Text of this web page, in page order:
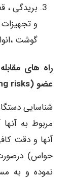
و
گوشت
راه های
عضو (ways to prevent cutting risks)
شناسایی
مربوط به
آنها و دقت
حواس)
نموده و به